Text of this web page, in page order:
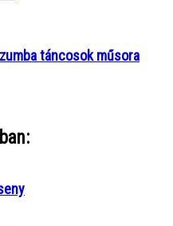
táncosok műsora